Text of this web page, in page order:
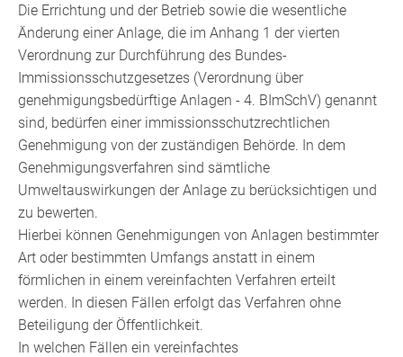
Die Errichtung und der Betrieb sowie die wesentliche
Änderung einer Anlage, die im Anhang 1 der vierten
Verordnung zur Durchführung des Bundes-
Immissionsschutzgesetzes (Verordnung über
genehmigungsbedürftige Anlagen - 4. BImSchV) genannt
sind, bedürfen einer immissionsschutzrechtlichen
Genehmigung von der zuständigen Behörde. In dem
Genehmigungsverfahren sind sämtliche
Umweltauswirkungen der Anlage zu berücksichtigen und
zu bewerten.
Hierbei können Genehmigungen von Anlagen bestimmter
Art oder bestimmten Umfangs anstatt in einem
förmlichen in einem vereinfachten Verfahren erteilt
werden. In diesen Fällen erfolgt das Verfahren ohne
Beteiligung der Öffentlichkeit.
In welchen Fällen ein vereinfachtes